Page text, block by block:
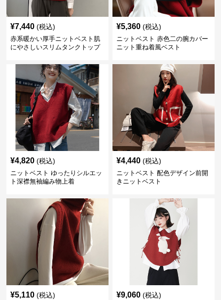
¥7,440 (税込)
赤系暖かい厚手ニットベスト肌
にやさしいスリムタンクトップ
¥5,360 (税込)
ニットベスト 赤色二の腕カバー
ニット重ね着風ベスト
¥4,820 (税込)
ニットベスト ゆったりシルエッ
ト深襟無袖編み物上着
¥4,440 (税込)
ニットベスト 配色デザイン前開
きニットベスト
¥5,110 (税込) ¥9,060 (税込)